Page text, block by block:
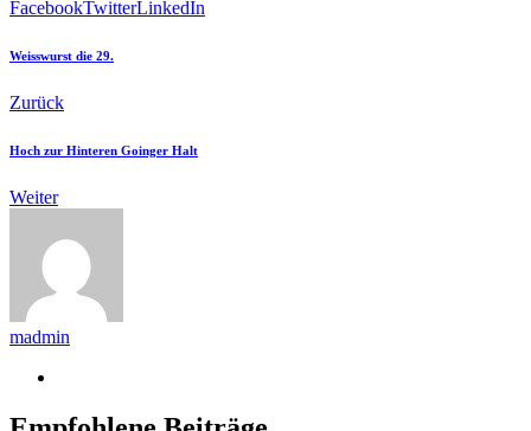
FacebookTwitterLinkedIn
Weisswurst die 29.
Zurück
Hoch zur Hinteren Goinger Halt
Weiter
madmin